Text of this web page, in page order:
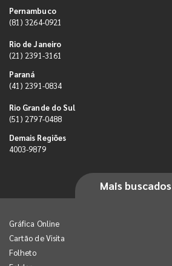
Pernambuco
(81) 3264-0921
Rio de Janeiro
(21) 2391-3161
Paraná
(41) 2391-0834
Rio Grande do Sul
(51) 2797-0488
Demais Regiões
4003-9879
Mais buscados
Gráfica Online
Cartão de Visita
Folheto